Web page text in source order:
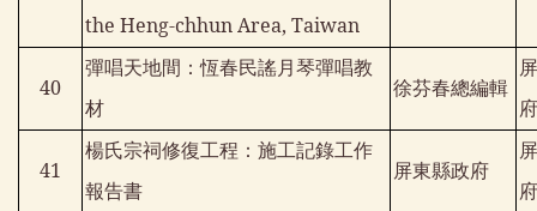
the Heng-chhun Area, Taiwan
40
彈唱天地間：恆春民謠月琴彈唱教
材
徐芬春總編輯
41
楊氏宗祠修復工程：施工記錄工作
報告書
屏東縣政府